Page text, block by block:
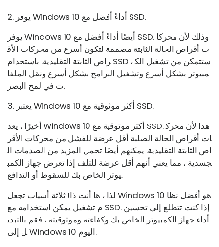
2. يوفر Windows 10 أداءً أفضل مع SSD.
يوفر Windows 10 أيضًا أداءً أفضل مع SSD. وذلك لأن محركا
ت أقراص الحالة الثابتة مصممة لتكون أسرع من محركات الأق
راص الثابتة التقليدية. باستخدام SSD ، ستتمكن من تشغيل الك
مبيوتر بشكل أسرع وتشغيل البرامج بشكل أسرع ونقل الملفا
ت في لمح البصر.
3. يعتبر Windows 10 أكثر موثوقية مع SSD.
أخيرًا ، يعد Windows 10 أكثر موثوقية مع SSD. هذا لأن محرك
ات أقراص الحالة الصلبة أقل عرضة للفشل من محركات الأقر
اص الثابتة التقليدية. يمكنهم أيضًا تحمل المزيد من الصدمات ال
جسدية ، مما يعني أنهم أقل عرضة للتلف إذا تعرض جهاز الكمب
يوتر الخاص بك للسقوط أو التدافع.
لذا ، ها أنت ذا! ثلاثة أسباب تجعل Windows 10 هو أفضل نظا
م تشغيل يمكن استخدامه مع SSD. إذا كنت تتطلع إلى تحسين
أداء جهاز الكمبيوتر الخاص بك وكفاءته وموثوقيته ، فقم بالتبدي
ل إلى Windows 10 اليوم.